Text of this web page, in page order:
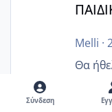
Melli ·
Θα
τι
Σύνδεση